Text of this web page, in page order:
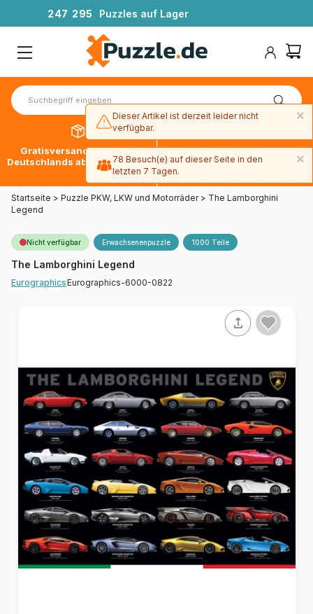
247 295 Puzzles auf Lager
Gratisversand innerhalb
Deutschlands ab 49 € mit DPD
30 Tage später bezahlen
mit Paypal
Startseite > Puzzle PKW, LKW und Motorräder > The Lamborghini
Legend
Nicht verfügbar Erwachsenenpuzzle 1000 Teile
The Lamborghini Legend
EurographicsEurographics-6000-0822
×
Dieser Artikel ist derzeit leider nicht
verfügbar.
×
78 Besuch(e) auf dieser Seite in den
letzten 7 Tagen.